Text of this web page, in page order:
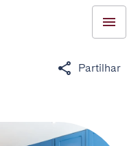
Partilhar